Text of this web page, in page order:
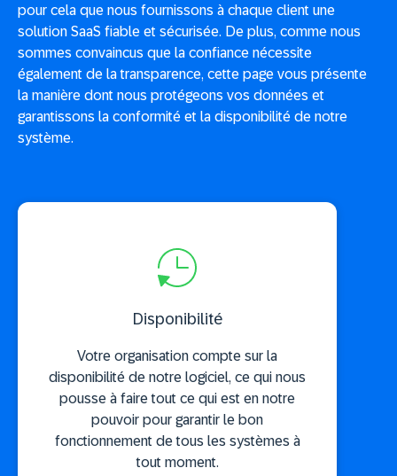
pour cela que nous fournissons à chaque client une
solution SaaS fiable et sécurisée. De plus, comme nous
sommes convaincus que la confiance nécessite
également de la transparence, cette page vous présente
la manière dont nous protégeons vos données et
garantissons la conformité et la disponibilité de notre
système.
Disponibilité
Votre organisation compte sur la
disponibilité de notre logiciel, ce qui nous
pousse à faire tout ce qui est en notre
pouvoir pour garantir le bon
fonctionnement de tous les systèmes à
tout moment.